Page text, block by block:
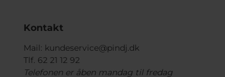
Kontakt
Mail: kundeservice@pindj.dk
Tlf. 62 21 12 92
Telefonen er åben mandag til fredag